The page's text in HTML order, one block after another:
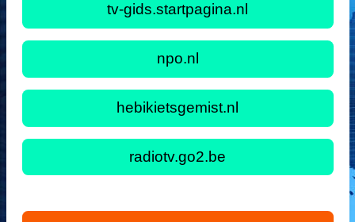
tv-gids.startpagina.nl
npo.nl
hebikietsgemist.nl
radiotv.go2.be